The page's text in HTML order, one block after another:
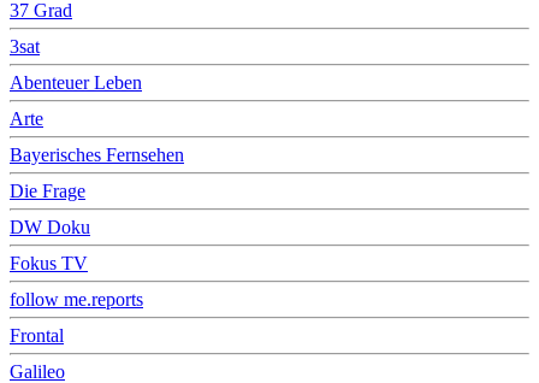
37 Grad
3sat
Abenteuer Leben
Arte
Bayerisches Fernsehen
Die Frage
DW Doku
Fokus TV
follow me.reports
Frontal
Galileo